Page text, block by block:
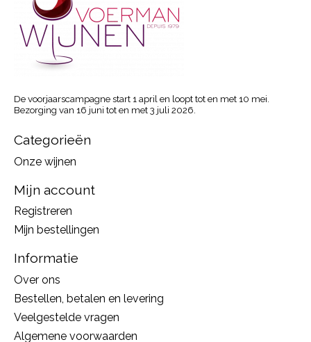
De voorjaarscampagne start 1 april en loopt tot en met 10 mei.
Bezorging van 16 juni tot en met 3 juli 2026.
Categorieën
Onze wijnen
Mijn account
Registreren
Mijn bestellingen
Informatie
Over ons
Bestellen, betalen en levering
Veelgestelde vragen
Algemene voorwaarden